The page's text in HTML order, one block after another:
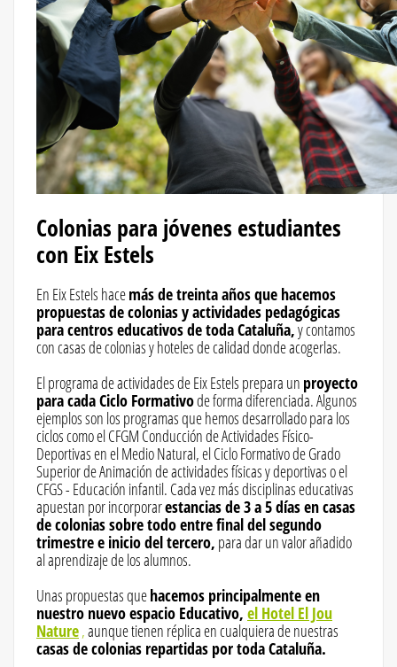
Colonias para jóvenes estudiantes
con Eix Estels
En Eix Estels hacemás de treinta años que hacemos
propuestas de colonias y actividades pedagógicas
para centros educativos de toda Cataluña,y contamos
con casas de colonias y hoteles de calidad donde acogerlas.
El programa de actividades de Eix Estels prepara un proyecto
para cada Ciclo Formativode forma diferenciada. Algunos
ejemplos son los programas que hemos desarrollado para los
ciclos como el CFGM Conducción de Actividades Físico-
Deportivas en el Medio Natural, el Ciclo Formativo de Grado
Superior de Animación de actividades físicas y deportivas o el
CFGS - Educación infantil. Cada vez más disciplinas educativas
apuestan por incorporarestancias de 3 a 5 días en casas
de colonias sobre todo entre final del segundo
trimestre e inicio del tercero, para dar un valor añadido
al aprendizaje de los alumnos.
Unas propuestas quehacemos principalmente en
nuestro nuevo espacio Educativo, el Hotel El Jou
Nature,aunque tienen réplica en cualquiera de nuestras
casas de colonias repartidas por toda Cataluña.